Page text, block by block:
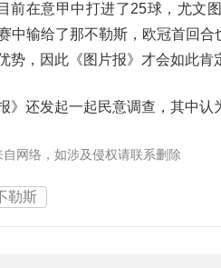
前在意甲中打进了25球，尤文
中输给了那不勒斯，欧冠首回
势，因此《图片报》才会如此
》还发起一起民意调查，其中
网络，如涉及侵权请联系删除
勒斯